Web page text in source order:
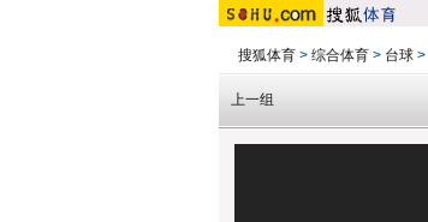
搜狐体育 > 综合体育 > 台球 >
上一组